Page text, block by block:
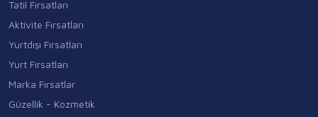
Tatil Fırsatları
Aktivite Fırsatları
Yurtdışı Fırsatları
Yurt Fırsatları
Marka Fırsatlar
Güzellik - Kozmetik